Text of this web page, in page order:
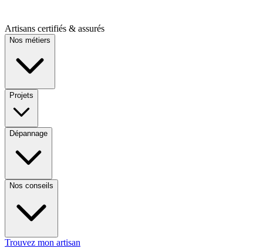
Artisans certifiés & assurés
Nos métiers
Projets
Dépannage
Nos conseils
Trouvez mon artisan